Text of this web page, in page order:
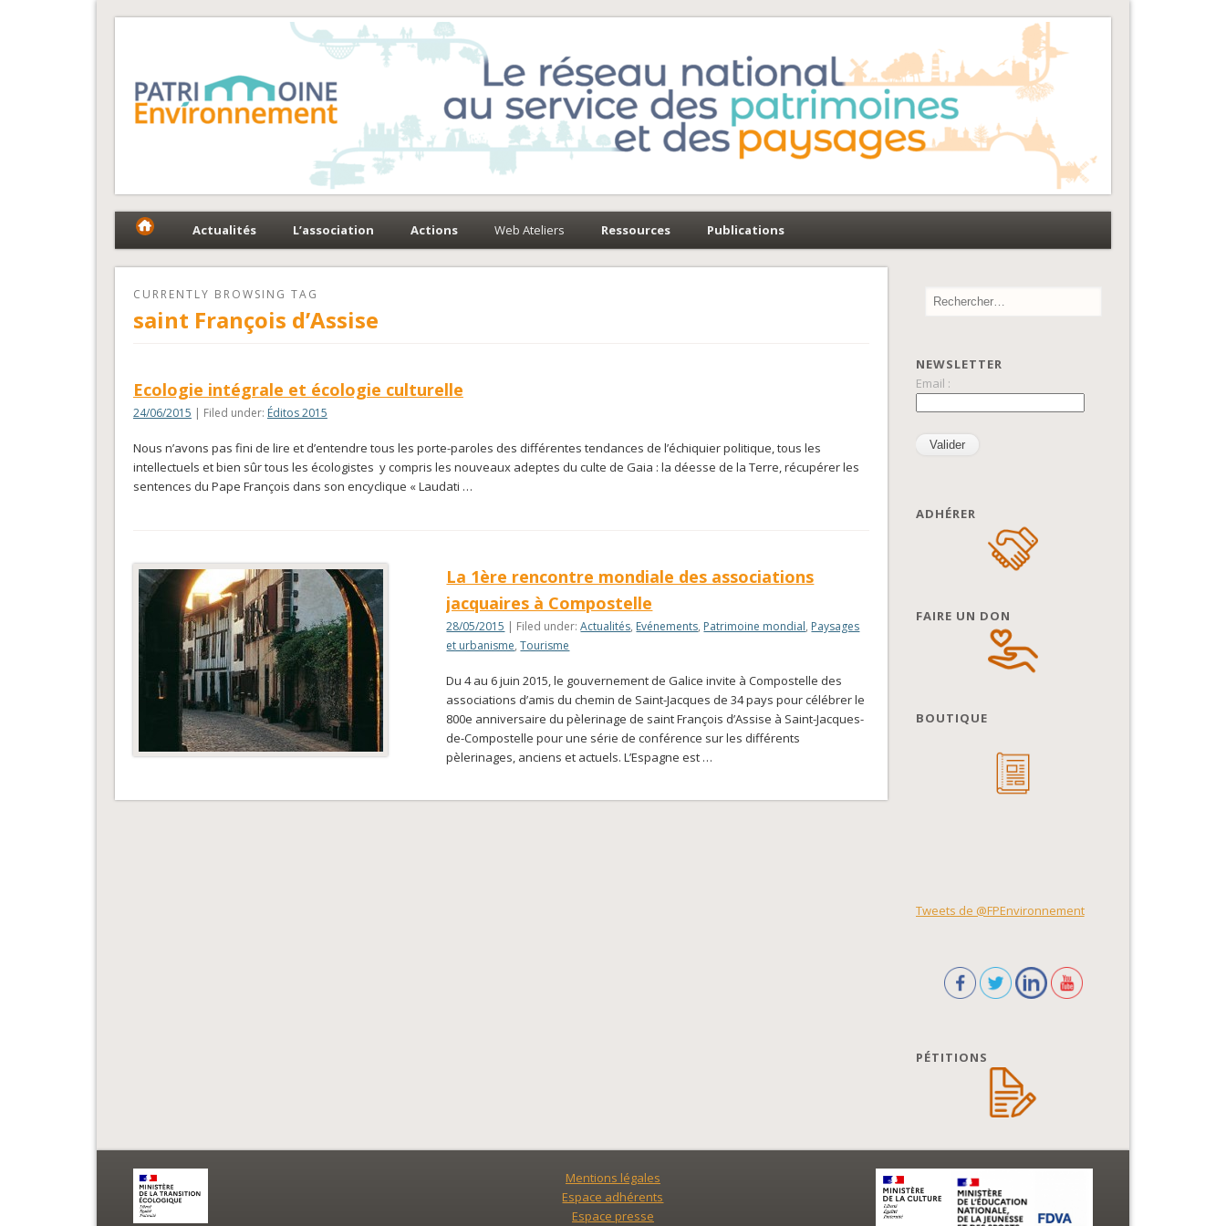
Fédération Patrimoine-Environnement
Actualités L’association Actions Web Ateliers Ressources Publications
CURRENTLY BROWSING TAG
saint François d’Assise
Ecologie intégrale et écologie culturelle
24/06/2015 | Filed under: Éditos 2015
Nous n’avons pas fini de lire et d’entendre tous les porte-paroles des différentes tendances de l’échiquier politique, tous les
intellectuels et bien sûr tous les écologistes y compris les nouveaux adeptes du culte de Gaia : la déesse de la Terre, récupérer les
sentences du Pape François dans son encyclique « Laudati …
La 1ère rencontre mondiale des associations
jacquaires à Compostelle
28/05/2015 | Filed under:Actualités, Evénements, Patrimoine mondial, Paysages
et urbanisme,Tourisme
Du 4 au 6 juin 2015, le gouvernement de Galice invite à Compostelle des
associations d’amis du chemin de Saint-Jacques de 34 pays pour célébrer le
800e anniversaire du pèlerinage de saint François d’Assise à Saint-Jacques-
de-Compostelle pour une série de conférence sur les différents
pèlerinages, anciens et actuels. L’Espagne est …
NEWSLETTER
Email :
ADHÉRER
FAIRE UN DON
BOUTIQUE
Tweets de @FPEnvironnement
PÉTITIONS
Mentions légales
Espace adhérents
Espace presse